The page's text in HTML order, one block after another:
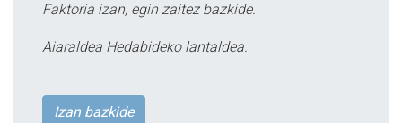
Faktoria izan, egin zaitez bazkide.
Aiaraldea Hedabideko lantaldea.
Izan bazkide